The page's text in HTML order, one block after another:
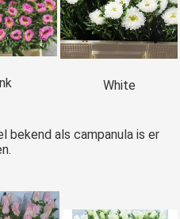
White
bekend als campanula is er